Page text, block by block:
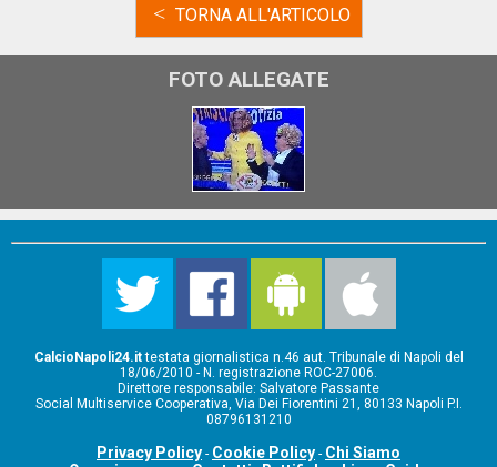
< TORNA ALL'ARTICOLO
FOTO ALLEGATE
CalcioNapoli24.ittestata giornalistica n.46 aut. Tribunale di Napoli del
18/06/2010 - N. registrazione ROC-27006.
Direttore responsabile: Salvatore Passante
Social Multiservice Cooperativa, Via Dei Fiorentini 21, 80133 Napoli P.I.
08796131210
Privacy Policy - Cookie Policy - Chi Siamo